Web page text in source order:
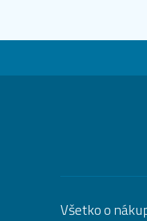
Všetko o